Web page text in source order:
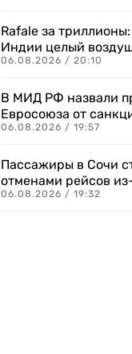
Rafale за
Индии целый
06.08.2026 / 20:10
В МИД РФ назвали
Евросоюза от
06.08.2026 / 19:57
Пассажиры в Сочи
отменами рейсов
06.08.2026 / 19:32